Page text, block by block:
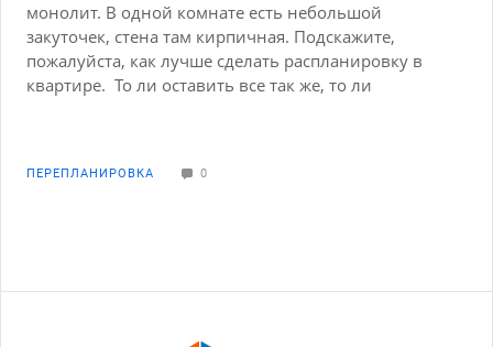
монолит. В одной комнате есть небольшой
закуточек, стена там кирпичная. Подскажите,
пожалуйста, как лучше сделать распланировку в
квартире. То ли оставить все так же, то ли
ПЕРЕПЛАНИРОВКА 0